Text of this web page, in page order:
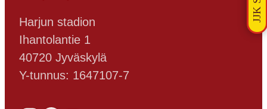
Harjun stadion
Ihantolantie 1
40720 Jyväskylä
Y-tunnus: 1647107-7